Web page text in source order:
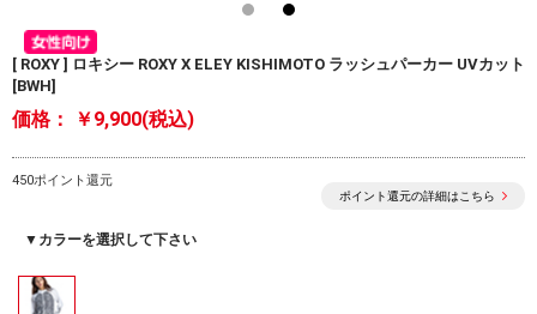
[ ROXY ] ロキシー ROXY X ELEY KISHIMOTO ラッシュパーカー UVカット
[BWH]
価格： ￥9,900(税込)
450ポイント還元
ポイント還元の詳細はこちら
▼カラーを選択して下さい